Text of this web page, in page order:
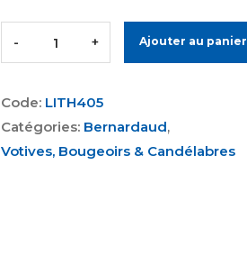
- + Ajouter au panier
Code: LITH405
Catégories: Bernardaud,
Votives, Bougeoirs & Candélabres